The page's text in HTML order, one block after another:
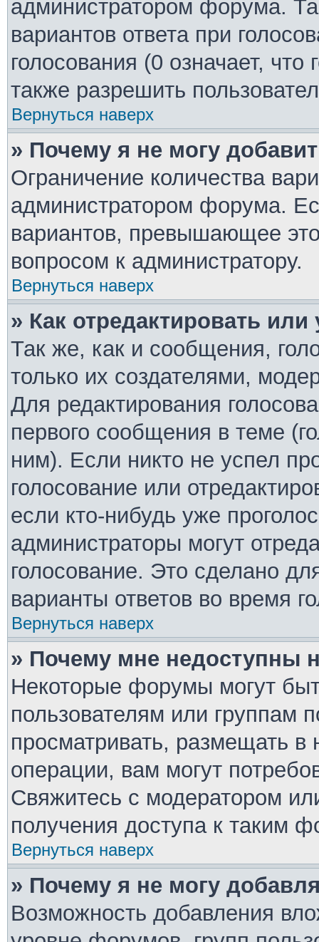
администратором форума.
вариантов ответа при
голосования (0 означает,
также разрешить
Вернуться наверх
» Почему я не могу
Ограничение количества
администратором форума.
вариантов, превышающее
вопросом к администратору.
Вернуться наверх
» Как отредактировать
Так же, как и сообщения,
только их создателями,
Для редактирования
первого сообщения в теме
ним). Если никто не успел
голосование или
если кто-нибудь уже
администраторы могут
голосование. Это сделано
варианты ответов во время
Вернуться наверх
» Почему мне недоступны
Некоторые форумы могут
пользователям или группам
просматривать, размещать
операции, вам могут
Свяжитесь с модератором
получения доступа к таким
Вернуться наверх
» Почему я не могу
Возможность добавления